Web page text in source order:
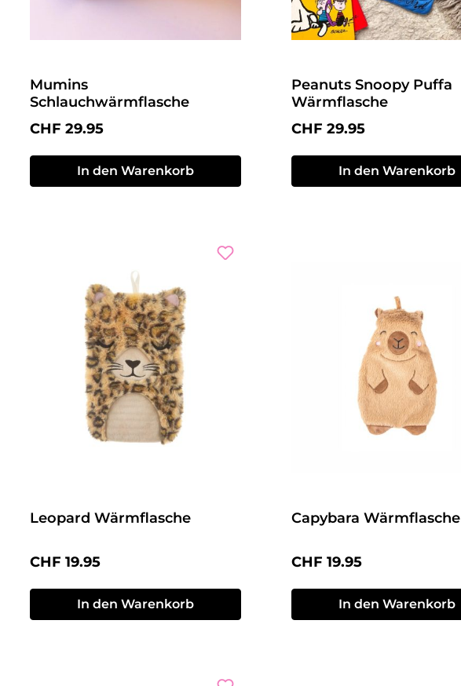
Mumins
Schlauchwärmflasche
Regulärer Preis:
CHF 29.95
In den Warenkorb
Peanuts Snoopy Puffa
Wärmflasche
Regulärer Preis:
CHF 29.95
In den Warenkorb
Leopard Wärmflasche
Regulärer Preis:
CHF 19.95
In den Warenkorb
Capybara Wärmflasche
Regulärer Preis:
CHF 19.95
In den Warenkorb